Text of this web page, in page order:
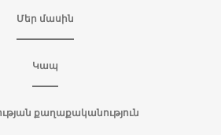
Մեր մասին
Կապ
քաղաքականություն